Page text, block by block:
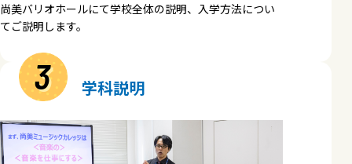
尚美バリオホールにて学校全体の説明、入学方法につい
てご説明します。
3 学科説明